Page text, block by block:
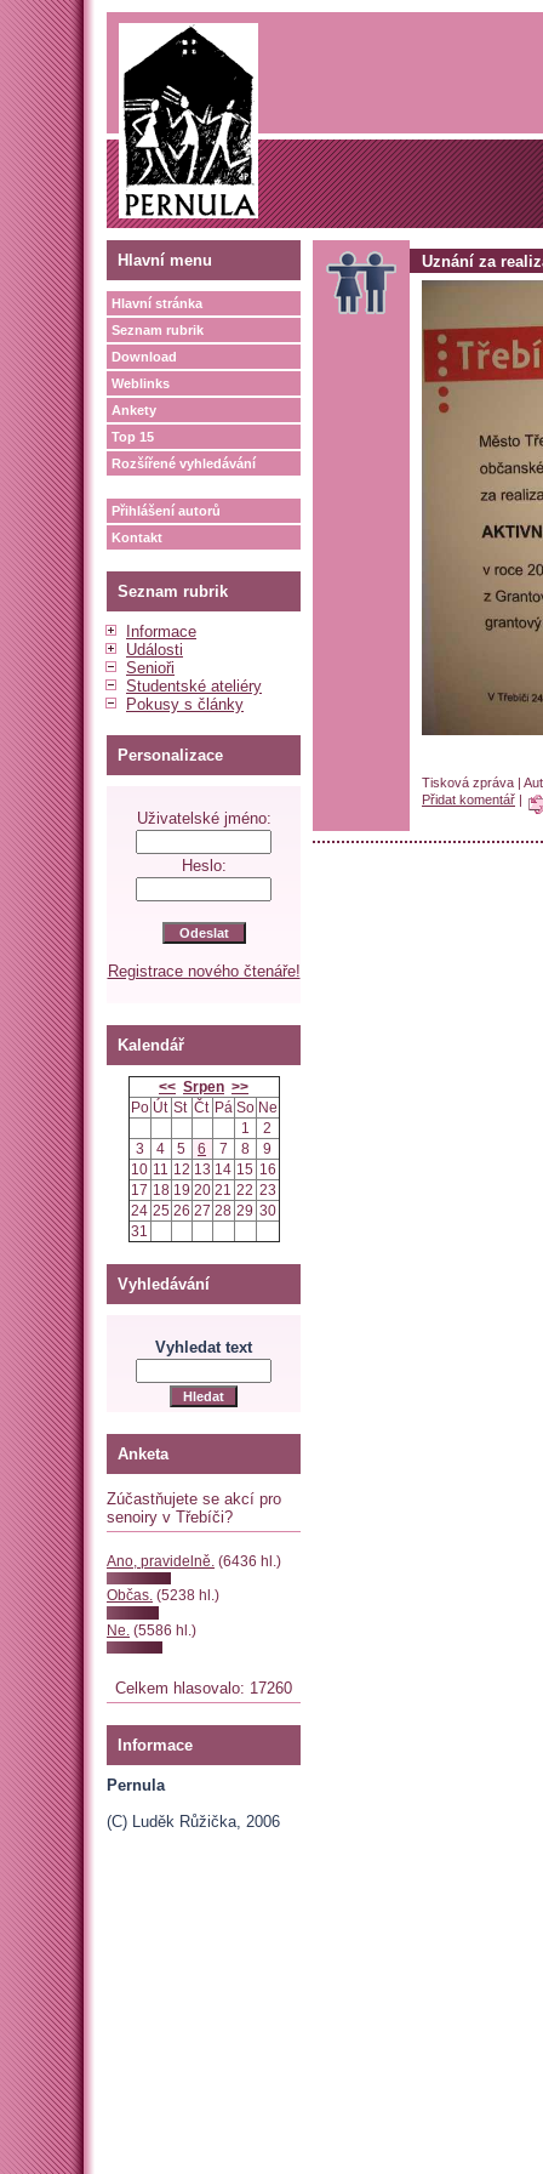
Hlavní menu
Hlavní stránka
Seznam rubrik
Download
Weblinks
Ankety
Top 15
Rozšířené vyhledávání
Přihlášení autorů
Kontakt
Seznam rubrik
Informace
Události
Senioři
Studentské ateliéry
Pokusy s články
Personalizace
Uživatelské jméno:
Heslo:
Registrace nového čtenáře!
Kalendář
<< Srpen >>
Po Út St Čt Pá So Ne
1
2
3
4 5 6 7 8
9
10 11 12 13 14 15 16
17 18 19 20 21 22 23
24 25 26 27 28 29 30
31
Vyhledávání
Vyhledat text
Anketa
Zúčastňujete se akcí pro
senoiry v Třebíči?
Ano, pravidelně. (6436 hl.)
Občas. (5238 hl.)
Ne. (5586 hl.)
Celkem hlasovalo: 17260
Informace
Pernula
(C) Luděk Růžička, 2006
Uznání za
Tisková zpráva |
Přidat komentář |